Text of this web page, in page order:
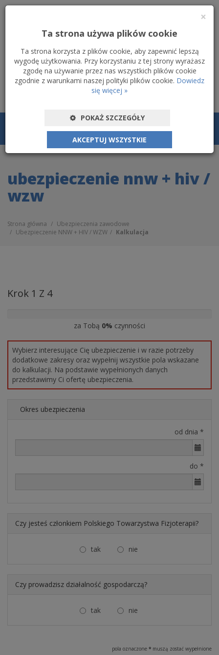
Zadzwoń do nas+48 56 669 32 78
ubezpieczenie nnw + hiv /
wzw
Strona główna
Ubezpieczenia zawodowe
Ubezpieczenie NNW + HIV / WZW
Kalkulacja
Krok 1 Z 4
za Tobą 0% czynności
Wybierz interesujące Cię ubezpieczenie i w razie potrzeby
dodatkowe zakresy oraz wypełnij wszystkie pola wskazane
do kalkulacji. Na podstawie wypełnionych danych
przedstawimy Ci ofertę ubezpieczenia.
Okres ubezpieczenia
od dnia *
do *
Czy jesteś członkiem Polskiego Towarzystwa Fizjoterapii?
tak nie
Czy prowadzisz działalność gospodarczą?
tak nie
pola oznaczone * muszą zostać wypełnione
×
Ta strona używa plików cookie
Ta strona korzysta z plików cookie, aby zapewnić lepszą
wygodę użytkowania. Przy korzystaniu z tej strony wyrażasz
zgodę na używanie przez nas wszystkich plików cookie
zgodnie z warunkami naszej polityki plików cookie. Dowiedz
się więcej »
POKAŻ SZCZEGÓŁY
AKCEPTUJ WSZYSTKIE